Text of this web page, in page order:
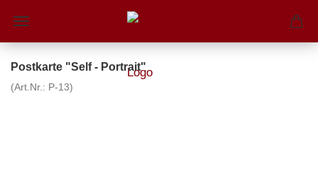
Postkarte "Self - Portrait"
(Art.Nr.: P-13)